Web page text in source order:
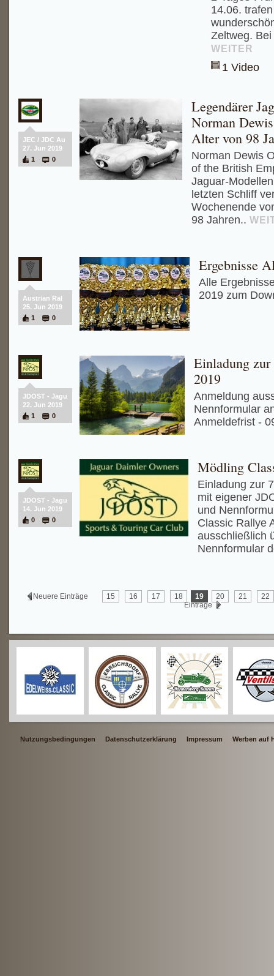
14.06.
Zeltweg.
WEITER
1 Video
JEC / JDC Au
27. Jun 2019
1
0
Legendärer
Norman
Alter von 98
Norman Dewis
of the British
Jaguar-
letzten Schliff
Wochenende
98 Jahren..
Austrian Ral
25. Jun 2019
1
0
Ergebnisse
Alle
2019 zum
JDOST - Jagu
22. Jun 2019
1
0
Einladung zur
2019
Anmeldung
Nennformular
Anmeldefrist -
JDOST - Jagu
14. Jun 2019
0
0
Mödling
Einladung zur
mit eigener
und
Classic Rallye
ausschließlich
Nennformular
Neuere Einträge 15 16 17 18 19 20 21
22
Einträge
Nutzungsbedingungen Datenschutzerklärung Impressum Werben auf